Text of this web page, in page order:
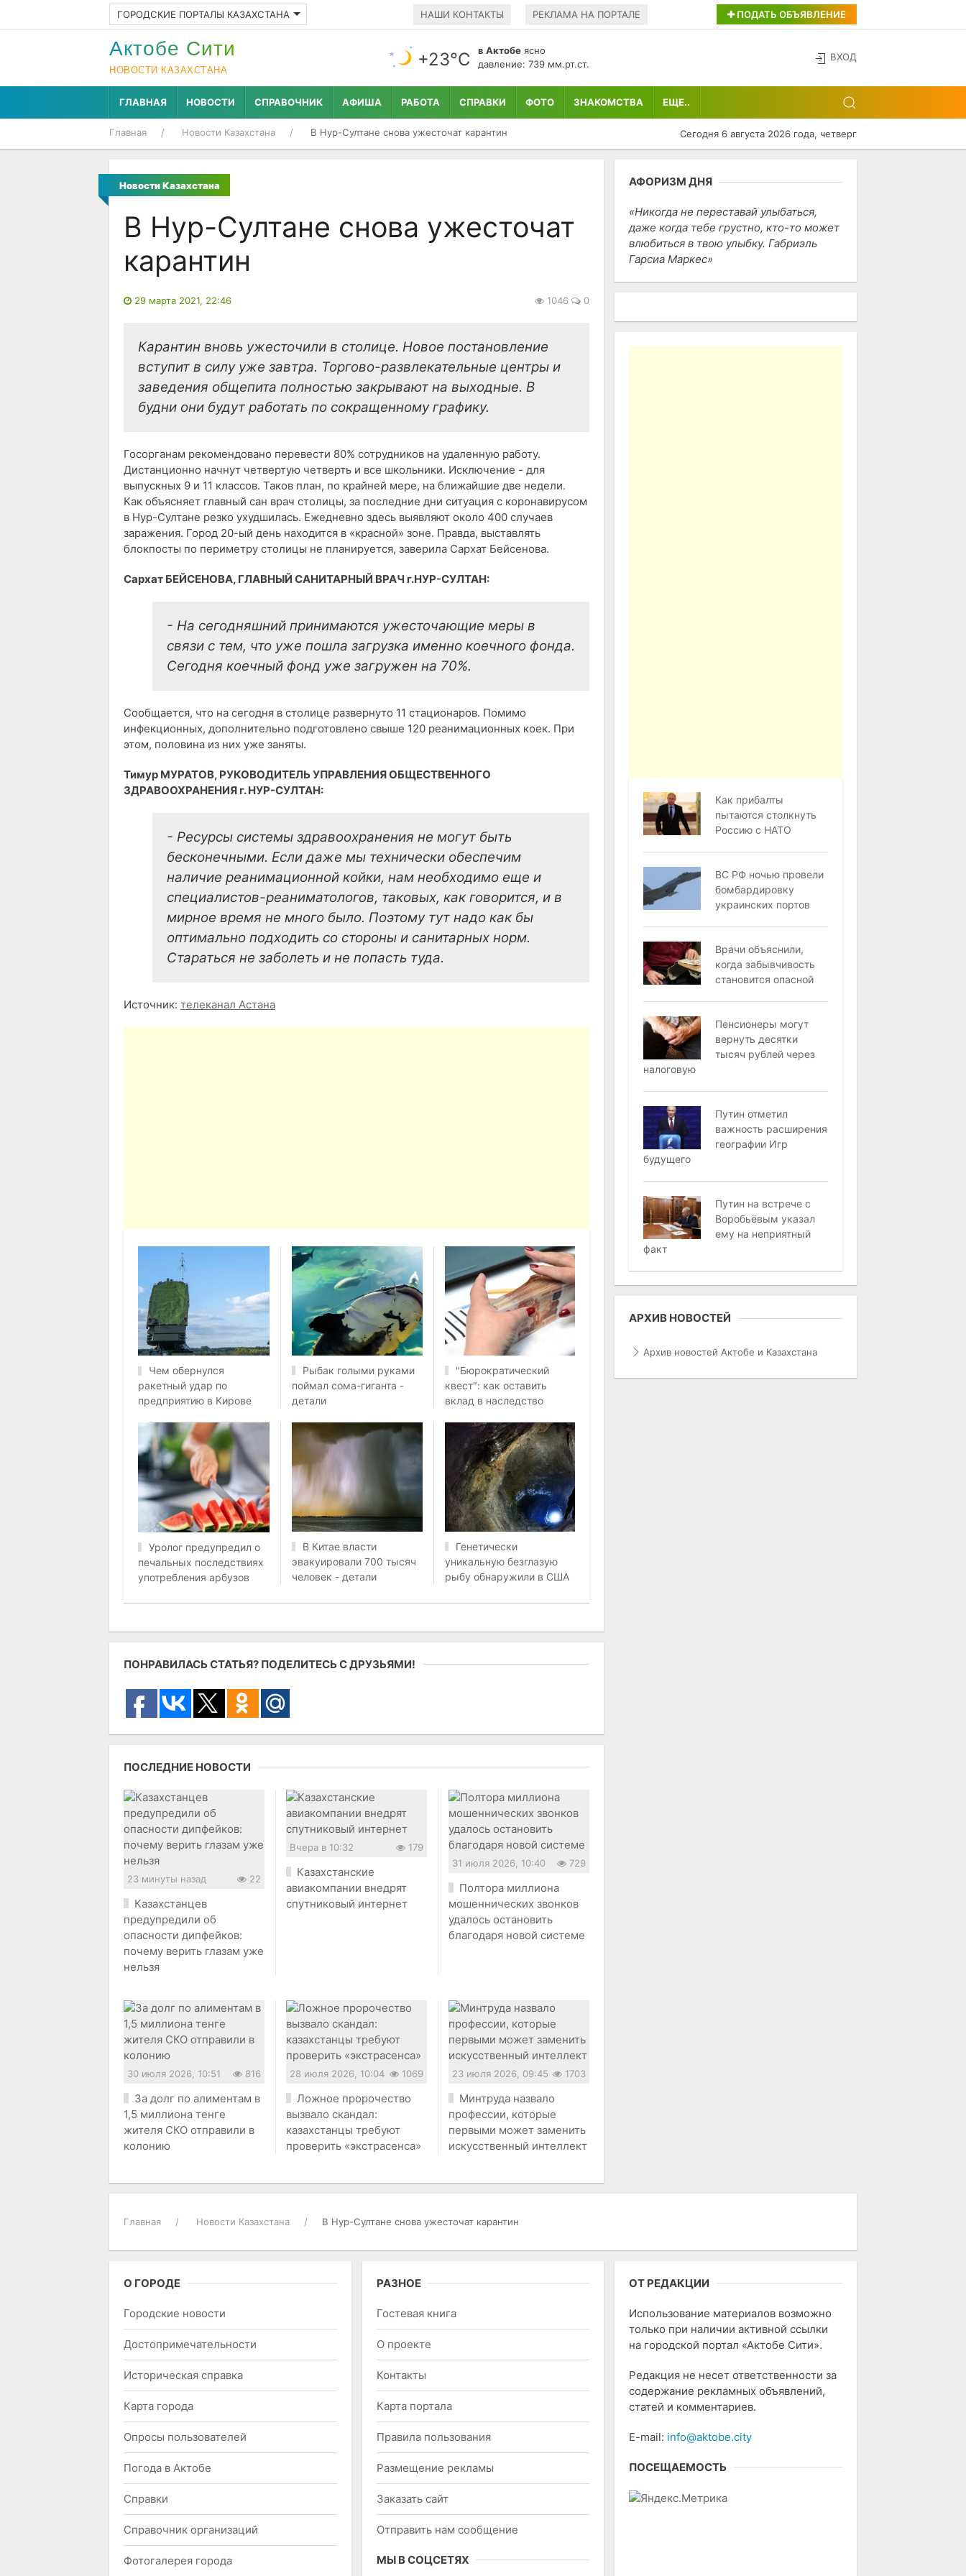
ГОРОДСКИЕ ПОРТАЛЫ КАЗАХСТАНА НАШИ КОНТАКТЫ РЕКЛАМА НА ПОРТАЛЕ ПОДАТЬ ОБЪЯВЛЕНИЕ
Актобе Cити
НОВОСТИ КАЗАХСТАНА
+23°С в Актобе ясно
давление: 739 мм.рт.ст.
ВХОД
ГЛАВНАЯ НОВОСТИ СПРАВОЧНИК АФИША РАБОТА СПРАВКИ ФОТО ЗНАКОМСТВА ЕЩЕ..
Главная Новости Казахстана В Нур-Султане снова ужесточат карантин Сегодня 6 августа 2026 года, четверг
Новости Казахстана
В Нур-Султане снова ужесточат
карантин
29 марта 2021, 22:46 1046 0
Карантин вновь ужесточили в столице. Новое постановление
вступит в силу уже завтра. Торгово-развлекательные центры и
заведения общепита полностью закрывают на выходные. В
будни они будут работать по сокращенному графику.
Госорганам рекомендовано перевести 80% сотрудников на удаленную работу.
Дистанционно начнут четвертую четверть и все школьники. Исключение - для
выпускных 9 и 11 классов. Таков план, по крайней мере, на ближайшие две недели.
Как объясняет главный сан врач столицы, за последние дни ситуация с коронавирусом
в Нур-Султане резко ухудшилась. Ежедневно здесь выявляют около 400 случаев
заражения. Город 20-ый день находится в «красной» зоне. Правда, выставлять
блокпосты по периметру столицы не планируется, заверила Сархат Бейсенова.
Сархат БЕЙСЕНОВА, ГЛАВНЫЙ САНИТАРНЫЙ ВРАЧ г.НУР-СУЛТАН:
- На сегодняшний принимаются ужесточающие меры в
связи с тем, что уже пошла загрузка именно коечного фонда.
Сегодня коечный фонд уже загружен на 70%.
Сообщается, что на сегодня в столице развернуто 11 стационаров. Помимо
инфекционных, дополнительно подготовлено свыше 120 реанимационных коек. При
этом, половина из них уже заняты.
Тимур МУРАТОВ, РУКОВОДИТЕЛЬ УПРАВЛЕНИЯ ОБЩЕСТВЕННОГО
ЗДРАВООХРАНЕНИЯ г. НУР-СУЛТАН:
- Ресурсы системы здравоохранения не могут быть
бесконечными. Если даже мы технически обеспечим
наличие реанимационной койки, нам необходимо еще и
специалистов-реаниматологов, таковых, как говорится, и в
мирное время не много было. Поэтому тут надо как бы
оптимально подходить со стороны и санитарных норм.
Стараться не заболеть и не попасть туда.
Источник: телеканал Астана
Чем обернулся
ракетный удар по
предприятию в Кирове
Рыбак голыми руками
поймал сома-гиганта -
детали
"Бюрократический
квест": как оставить
вклад в наследство
Уролог предупредил о
печальных последствиях
употребления арбузов
В Китае власти
эвакуировали 700 тысяч
человек - детали
Генетически
уникальную безглазую
рыбу обнаружили в США
ПОНРАВИЛАСЬ СТАТЬЯ? ПОДЕЛИТЕСЬ С ДРУЗЬЯМИ!
ПОСЛЕДНИЕ НОВОСТИ
23 минуты назад 22
Казахстанцев
предупредили об
опасности дипфейков:
почему верить глазам уже
нельзя
Вчера в 10:32 179
Казахстанские
авиакомпании внедрят
спутниковый интернет
31 июля 2026, 10:40 729
Полтора миллиона
мошеннических звонков
удалось остановить
благодаря новой системе
30 июля 2026, 10:51 816
За долг по алиментам в
1,5 миллиона тенге
жителя СКО отправили в
колонию
28 июля 2026, 10:04 1069
Ложное пророчество
вызвало скандал:
казахстанцы требуют
проверить «экстрасенса»
23 июля 2026, 09:45 1703
Минтруда назвало
профессии, которые
первыми может заменить
искусственный интеллект
АФОРИЗМ ДНЯ
Никогда не переставай улыбаться,
даже когда тебе грустно, кто-то может
влюбиться в твою улыбку. Габриэль
Гарсиа Маркес
Как прибалты
пытаются столкнуть
Россию с НАТО
ВС РФ ночью провели
бомбардировку
украинских портов
Врачи объяснили,
когда забывчивость
становится опасной
Пенсионеры могут
вернуть десятки
тысяч рублей через
налоговую
Путин отметил
важность расширения
географии Игр
будущего
Путин на встрече с
Воробьёвым указал
ему на неприятный
факт
АРХИВ НОВОСТЕЙ
Архив новостей Актобе и Казахстана
Главная Новости Казахстана В Нур-Султане снова ужесточат карантин
О ГОРОДЕ
Городские новости
Достопримечательности
Историческая справка
Карта города
Опросы пользователей
Погода в Актобе
Справки
Справочник организаций
Фотогалерея города
РАЗНОЕ
Гостевая книга
О проекте
Контакты
Карта портала
Правила пользования
Размещение рекламы
Заказать сайт
Отправить нам сообщение
МЫ В СОЦСЕТЯХ
ОТ РЕДАКЦИИ
Использование материалов возможно
только при наличии активной ссылки
на городской портал «Актобе Сити».
Редакция не несет ответственности за
содержание рекламных объявлений,
статей и комментариев.
E-mail: info@aktobe.city
ПОСЕЩАЕМОСТЬ